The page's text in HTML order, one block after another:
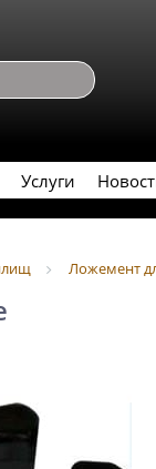
Услуги
Ложемент